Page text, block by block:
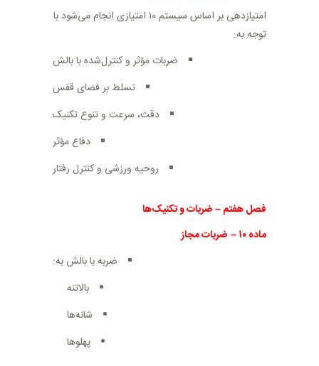
امتیازدهی بر اساس سیستم ۱۰ امتیازی انجام می‌شود با
توجه به:
ضربات مؤثر و کنترل‌شده با بالش
تسلط بر فضای قفس
دقت، سرعت و تنوع تکنیک
دفاع مؤثر
روحیه ورزشی و کنترل رفتار
فصل هفتم–ضربات و تکنیک‌ها
ماده۱۰– ضربات مجاز
ضربه با بالش به:
بالاتنه
شانه‌ها
پهلوها